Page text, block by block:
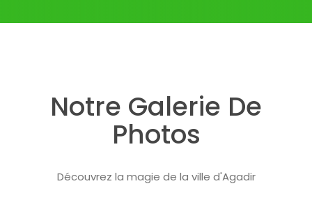
Notre Galerie De
Photos
Découvrez la magie de la ville d'Agadir